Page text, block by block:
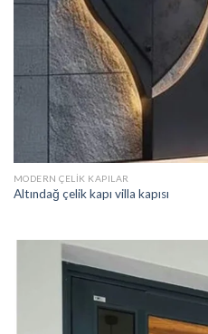
MODERN ÇELIK KAPILAR
Altındağ çelik kapı villa kapısı